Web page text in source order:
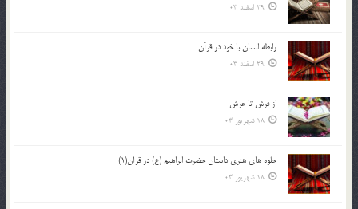
29 اسفند 03
رابطه انسان با خود در قرآن
29 اسفند 03
از فرش تا عرش
18 شهریور 03
جلوه هاي هنري داستان حضرت ابراهيم (ع) در قرآن(1)
18 شهریور 03